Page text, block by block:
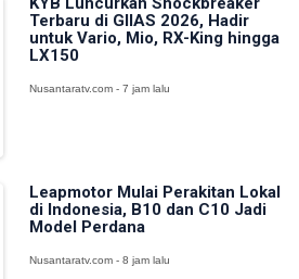
Terbaru di GIIAS 2026, Hadir
untuk Vario, Mio, RX-King hingga
LX150
Nusantaratv.com - 7 jam lalu
Leapmotor Mulai Perakitan Lokal
di Indonesia, B10 dan C10 Jadi
Model Perdana
Nusantaratv.com - 8 jam lalu